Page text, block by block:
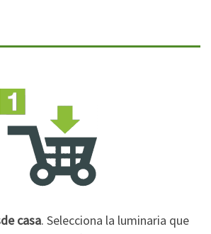
casa. Selecciona la luminaria que